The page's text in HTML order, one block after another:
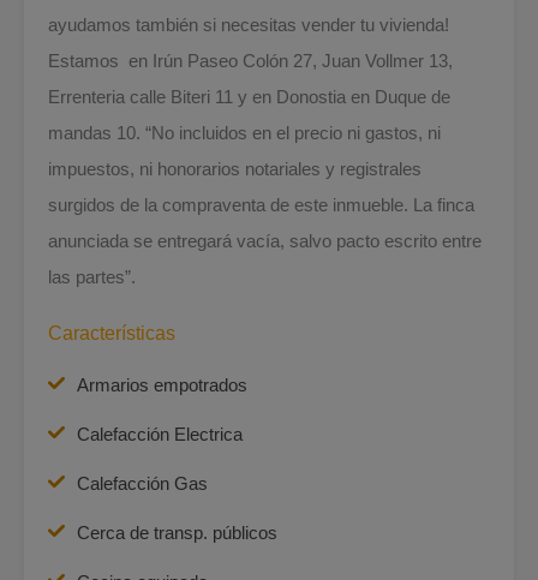
ayudamos también si necesitas vender tu vivienda!
Estamos en Irún Paseo Colón 27, Juan Vollmer 13,
Errenteria calle Biteri 11 y en Donostia en Duque de
mandas 10. “No incluidos en el precio ni gastos, ni
impuestos, ni honorarios notariales y registrales
surgidos de la compraventa de este inmueble. La finca
anunciada se entregará vacía, salvo pacto escrito entre
las partes”.
Características
Armarios empotrados
Calefacción Electrica
Calefacción Gas
Cerca de transp. públicos